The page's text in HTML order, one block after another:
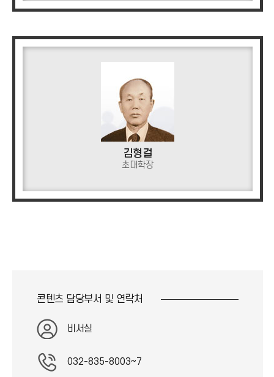
김형걸
초대학장
콘텐츠 담당부서 및 연락처
비서실
032-835-8003~7